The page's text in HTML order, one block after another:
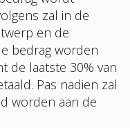
zal in de
en de
bedrag worden
de laatste 30% van
Pas nadien zal
worden aan de